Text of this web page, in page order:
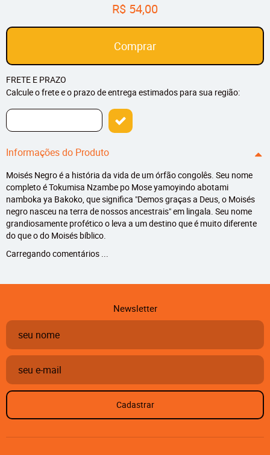
R$ 54,00
Comprar
FRETE E PRAZO
Calcule o frete e o prazo de entrega estimados para sua região:
Informações do Produto
Moisés Negro é a história da vida de um órfão congolês. Seu nome
completo é Tokumisa Nzambe po Mose yamoyindo abotami
namboka ya Bakoko, que significa "Demos graças a Deus, o Moisés
negro nasceu na terra de nossos ancestrais" em lingala. Seu nome
grandiosamente profético o leva a um destino que é muito diferente
do que o do Moisés bíblico.
Carregando comentários ...
Newsletter
Cadastrar